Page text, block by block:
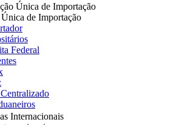
Única de Importação
de Importação
Federal
Internacionais